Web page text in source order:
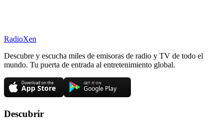
RadioXen
Descubre y escucha miles de emisoras de radio y TV de todo el
mundo. Tu puerta de entrada al entretenimiento global.
Descubrir